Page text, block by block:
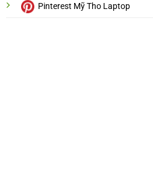
Pinterest Mỹ Tho Laptop